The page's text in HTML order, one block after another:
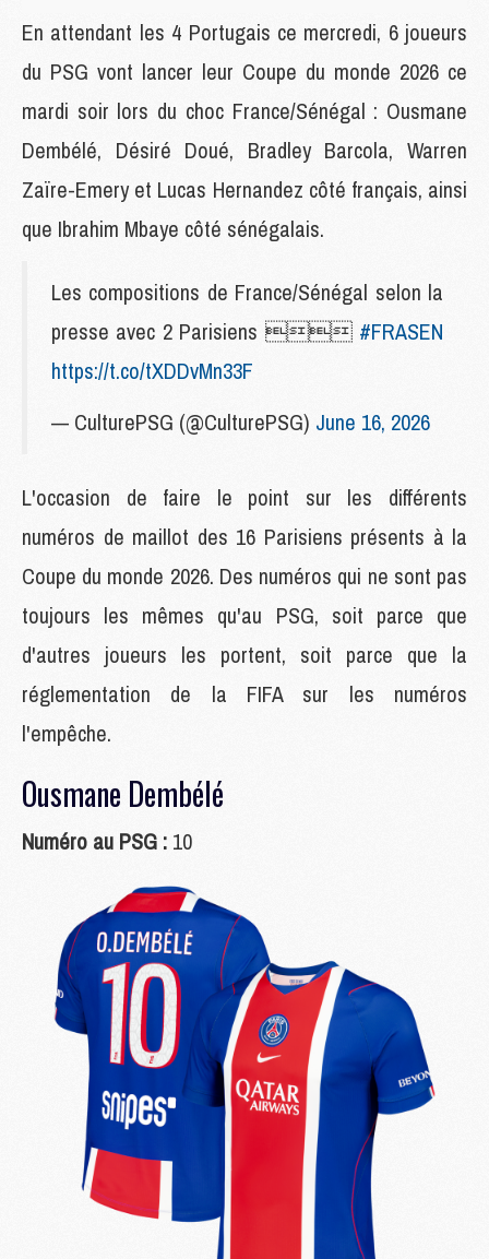
En attendant les 4 Portugais ce mercredi, 6 joueurs
du PSG vont lancer leur Coupe du monde 2026 ce
mardi soir lors du choc France/Sénégal : Ousmane
Dembélé, Désiré Doué, Bradley Barcola, Warren
Zaïre-Emery et Lucas Hernandez côté français, ainsi
que Ibrahim Mbaye côté sénégalais.
Les compositions de France/Sénégal selon la
presse avec 2 Parisiens  #FRASEN
https://t.co/tXDDvMn33F
— CulturePSG (@CulturePSG) June 16, 2026
L'occasion de faire le point sur les différents
numéros de maillot des 16 Parisiens présents à la
Coupe du monde 2026. Des numéros qui ne sont pas
toujours les mêmes qu'au PSG, soit parce que
d'autres joueurs les portent, soit parce que la
réglementation de la FIFA sur les numéros
l'empêche.
Ousmane Dembélé
Numéro au PSG : 10